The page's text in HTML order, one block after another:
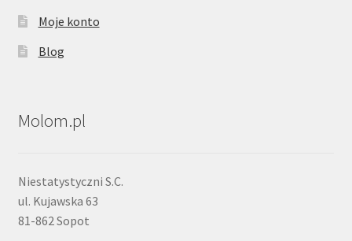
Moje konto
Blog
Molom.pl
Niestatystyczni S.C.
ul. Kujawska 63
81-862 Sopot